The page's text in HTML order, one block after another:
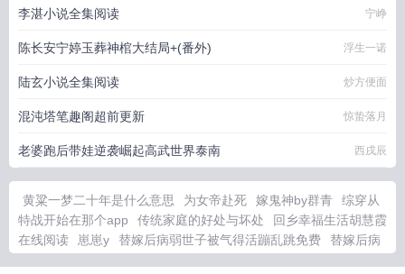
李湛小说全集阅读 宁峥
陈长安宁婷玉葬神棺大结局+(番外) 浮生一诺
陆玄小说全集阅读 炒方便面
混沌塔笔趣阁超前更新 惊蛰落月
老婆跑后带娃逆袭崛起高武世界泰南 西戌辰
黄粱一梦二十年是什么意思 为女帝赴死 嫁鬼神by群青
综穿从
特战开始在那个app
传统家庭的好处与坏处
回乡幸福生活胡慧霞
在线阅读
崽崽y 替嫁后病弱世子被气得活蹦乱跳免费
替嫁后病